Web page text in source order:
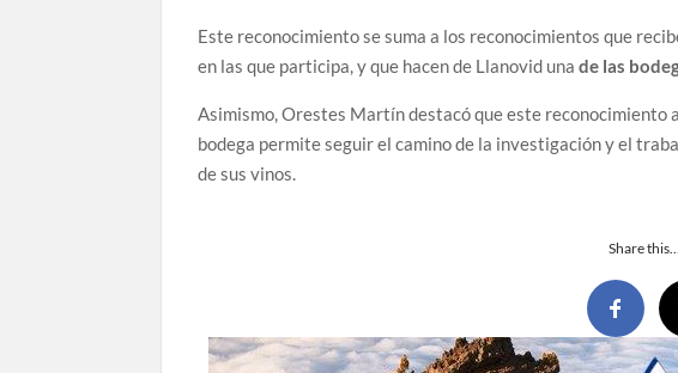
Este reconocimiento se suma a los reconocimientos que
en las que participa, y que hacen de Llanovid unade las
Asimismo, Orestes Martín destacó que este reconocimiento
bodega permite seguir el camino de la investigación y el
de sus vinos.
Share this…